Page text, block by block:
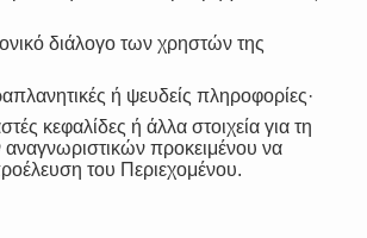
διάλογο των χρηστών της
ή ψευδείς πληροφορίες·
κεφαλίδες ή άλλα στοιχεία για τη
προκειμένου να
του Περιεχομένου.